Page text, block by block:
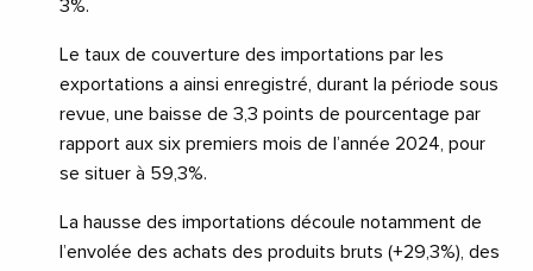
3%.
Le taux de couverture des importations par les
exportations a ainsi enregistré, durant la période sous
revue, une baisse de 3,3 points de pourcentage par
rapport aux six premiers mois de l’année 2024, pour
se situer à 59,3%.
La hausse des importations découle notamment de
l’envolée des achats des produits bruts (+29,3%), des